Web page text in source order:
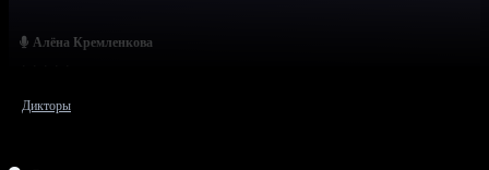
Алёна Кремленкова
Дикторы